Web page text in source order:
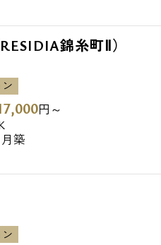
錦糸町Ⅱ）
円～
築